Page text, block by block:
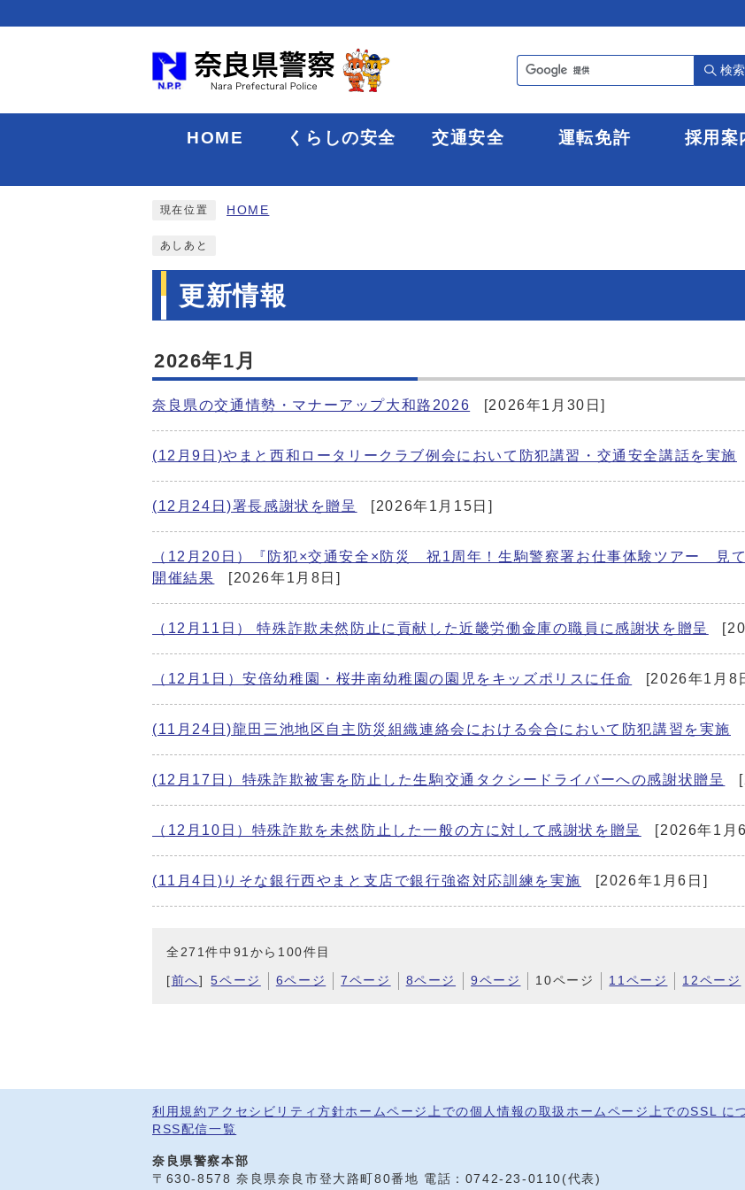
検索
HOME くらしの安全 交通安全 運転免許 採用案
現在位置 HOME
あしあと
更新情報
2026年1月
奈良県の交通情勢・マナーアップ大和路2026 [2026年1月30日]
(12月9日)やまと西和ロータリークラブ例会において防犯講習・交通安全講話を実施
(12月24日)署長感謝状を贈呈 [2026年1月15日]
（12月20日）『防犯×交通安全×防災 祝1周年！生駒警察署お仕事体験ツアー 見
開催結果
[2026年1月8日]
（12月11日） 特殊詐欺未然防止に貢献した近畿労働金庫の職員に感謝状を贈呈
（12月1日）安倍幼稚園・桜井南幼稚園の園児をキッズポリスに任命 [2026年1月8
(11月24日)龍田三池地区自主防災組織連絡会における会合において防犯講習を実施
(12月17日）特殊詐欺被害を防止した生駒交通タクシードライバーへの感謝状贈呈
（12月10日）特殊詐欺を未然防止した一般の方に対して感謝状を贈呈 [2026年1月
(11月4日)りそな銀行西やまと支店で銀行強盗対応訓練を実施 [2026年1月6日]
全271件中91から100件目
[前へ] 5ページ 6ページ 7ページ 8ページ 9ページ 10ページ 11ページ 12ページ
利用規約 アクセシビリティ方針ホームページ上での個人情報の取扱ホームページ上でのSSL に
RSS配信一覧
奈良県警察本部
〒630-8578 奈良県奈良市登大路町80番地 電話： 0742-23-0110 (代表)